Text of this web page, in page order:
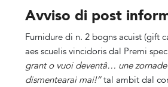
Avviso di post
Furnidure di n. 2 bogns acuist (gift
aes scuelis vincidoris dal Premi
grant o vuoi deventâ… une
dismentearai mai!”tal ambit dal